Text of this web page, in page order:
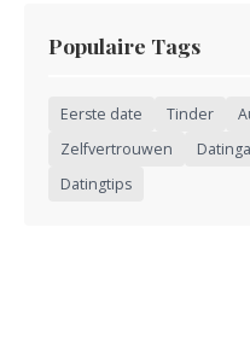
Populaire Tags
Eerste date Tinder
Zelfvertrouwen
Datingtips